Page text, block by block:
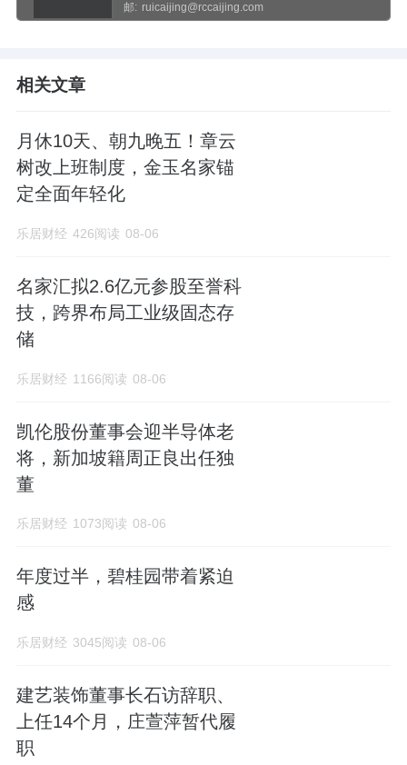
邮: ruicaijing@rccaijing.com
相关文章
月休10天、朝九晚五！章云
树改上班制度，金玉名家锚
定全面年轻化
乐居财经 426阅读 08-06
名家汇拟2.6亿元参股至誉科
技，跨界布局工业级固态存
储
乐居财经 1166阅读 08-06
凯伦股份董事会迎半导体老
将，新加坡籍周正良出任独
董
乐居财经 1073阅读 08-06
年度过半，碧桂园带着紧迫
感
乐居财经 3045阅读 08-06
建艺装饰董事长石访辞职、
上任14个月，庄萱萍暂代履
职